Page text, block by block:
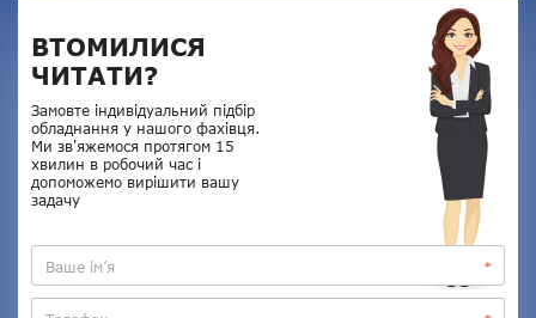
ВТОМИЛИСЯ
ЧИТАТИ?
Замовте індивідуальний підбір
обладнання у нашого фахівця.
Ми зв'яжемося протягом 15
хвилин в робочий час і
допоможемо вирішити вашу
задачу